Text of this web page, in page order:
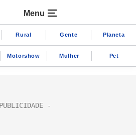
Menu
Rural Gente Planeta
Motorshow Mulher Pet